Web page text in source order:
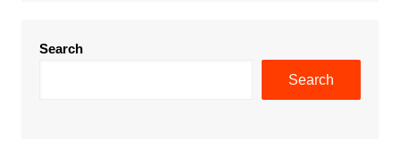
Search
Search